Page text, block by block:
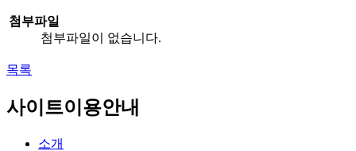
첨부파일
첨부파일이 없습니다.
목록
사이트이용안내
소개